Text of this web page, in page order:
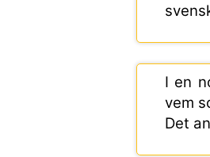
I en
vem
Det